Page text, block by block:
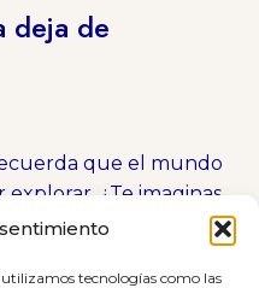
utilizamos tecnologías como las
deja de
que el mundo
¿Te imaginas
brilla en la oscuridad?
revelándonos sus
podremos